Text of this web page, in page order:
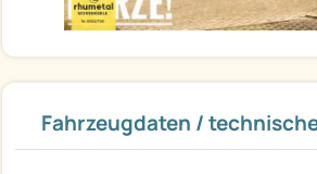
Fahrzeugdaten /